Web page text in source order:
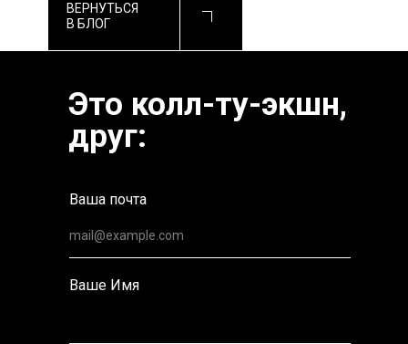
ВЕРНУТЬСЯ
В БЛОГ
Ваша почта
Ваше Имя
Это колл-ту-экшн,
друг: